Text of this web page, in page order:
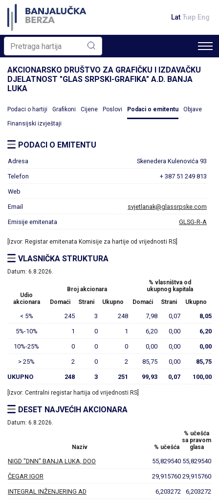
Lat Ћир Eng
AKCIONARSKO DRUŠTVO ZA GRAFIČKU I IZDAVAČKU
DJELATNOST "GLAS SRPSKI-GRAFIKA" A.D. BANJA
LUKA
Podaci o hartiji Grafikoni Cijene Poslovi Podaci o emitentu Objave
Finansijski izvještaji
PODACI O EMITENTU
Adresa Skenedera Kulenovića 93
Telefon + 387 51 249 813
Web
Email svjetlanak@glassrpske.com
Emisije emitenata GLSG-R-A
[Izvor: Registar emitenata Komisije za hartije od vrijednosti RS]
VLASNIČKA STRUKTURA
Datum: 6.8.2026.
Udio
akcionara
Broj akcionara
% vlasništva od
ukupnog kapitala
Domaći
Strani Ukupno Domaći Strani Ukupno
< 5% 245 3 248 7,98 0,07 8,05
5%-10% 1 0 1 6,20 0,00 6,20
10%-25% 0 0 0 0,00 0,00 0,00
> 25% 2 0 2 85,75 0,00 85,75
UKUPNO 248 3 251 99,93 0,07 100,00
[Izvor: Centralni registar hartija od vrijednosti RS]
DESET NAJVEĆIH AKCIONARA
Datum: 6.8.2026.
Naziv % učešća
% učešća
sa pravom
glasa
NIGD "DNN" BANJA LUKA, DOO 55,829540 55,829540
ČEGAR IGOR 29,915760 29,915760
INTEGRAL INŽENJERING AD 6,203272 6,203272